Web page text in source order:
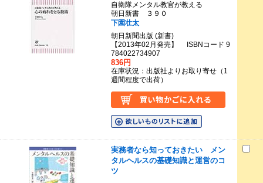
自衛隊メンタル教官が教える
朝日新書 ３９０
下園壮太
朝日新聞出版 (新書)
【2013年02月発売】 ISBNコード 9
784022734907
836円
在庫状況：出版社よりお取り寄せ（1
週間程度で出荷）
実務者なら知っておきたい メン
タルヘルスの基礎知識と運営のコ
ツ